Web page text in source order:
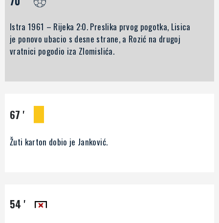
Istra 1961 – Rijeka 2:0. Preslika prvog pogotka, Lisica
je ponovo ubacio s desne strane, a Rozić na drugoj
vratnici pogodio iza Zlomislića.
67 '
Žuti karton dobio je Janković.
54 '